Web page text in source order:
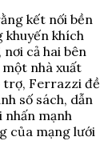
kết nối bền
khuyến khích
nơi cả hai bên
nhà xuất
trợ, Ferrazzi đề
số sách, dẫn
nhấn mạnh
của mạng lưới